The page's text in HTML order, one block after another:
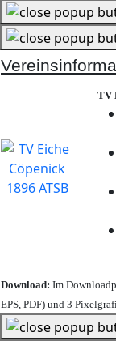
TV
Download: Im
EPS, PDF) und 3